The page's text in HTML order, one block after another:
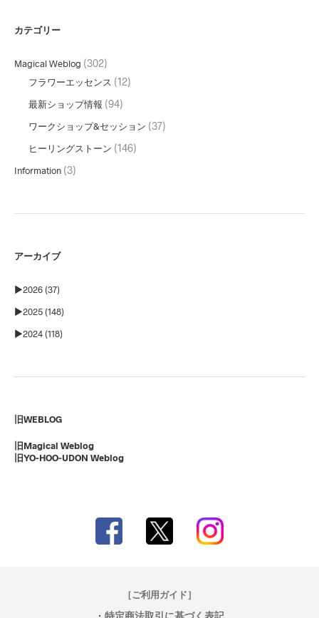
カテゴリー
Magical Weblog (302)
フラワーエッセンス (12)
最新ショップ情報 (94)
ワークショップ&セッション (37)
ヒーリングストーン (146)
Information (3)
アーカイブ
►2026 (37)
►2025 (148)
►2024 (118)
旧WEBLOG
旧Magical Weblog
旧YO-HOO-UDON Weblog
［ご利用ガイド］